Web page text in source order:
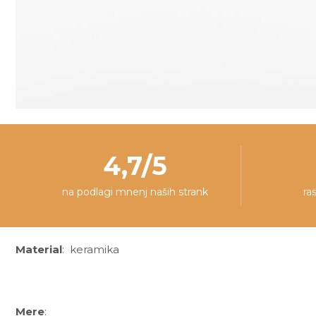
4,7/5
na podlagi mnenj naših strank
Material: keramika
Mere: